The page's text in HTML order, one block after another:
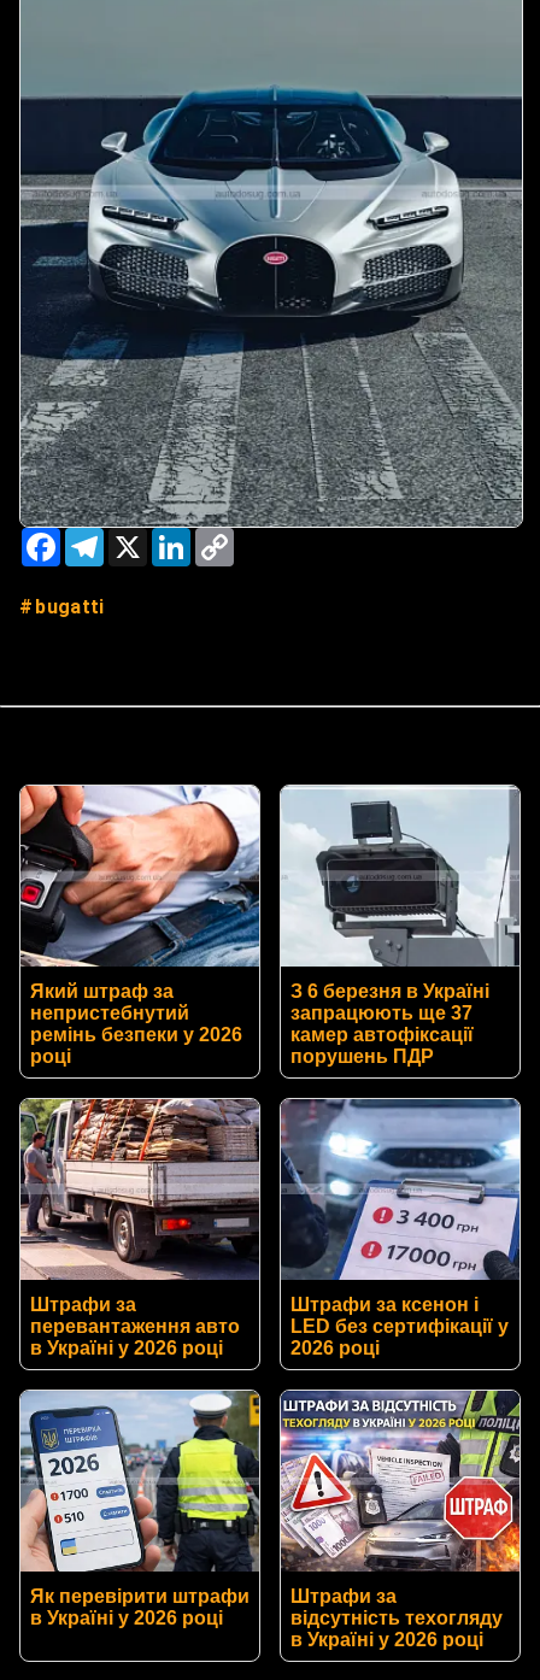
FacebookTelegram
X LinkedIn
bugatti
Який штраф за
непристебнутий
ремінь безпеки у 2026
році
З 6 березня в Україні
запрацюють ще 37
камер автофіксації
порушень ПДР
Штрафи за
перевантаження авто
в Україні у 2026 році
Штрафи за ксенон і
LED без сертифікації у
2026 році
Як перевірити штрафи
в Україні у 2026 році
Штрафи за
відсутність техогляду
в Україні у 2026 році